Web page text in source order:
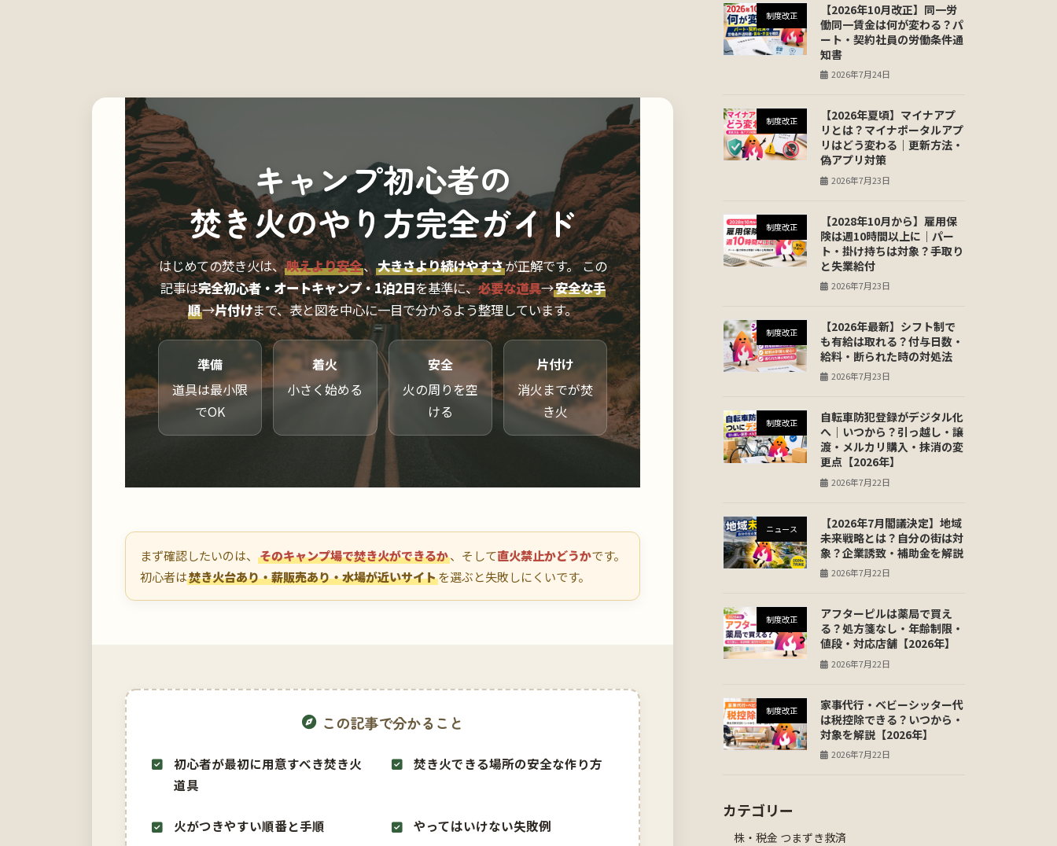
キャンプ初心者の
焚き火のやり方完全ガイド
はじめての焚き火は、映えより安全、 大きさより続けやすさが正解です。 この
記事は完全初心者・オートキャンプ・1泊2日を基準に、必要な道具→安全な手
順→片付けまで、表と図を中心に一目で分かるよう整理しています。
準備
道具は最小限
でOK
着火
小さく始める
安全
火の周りを空
ける
片付け
消火までが焚
き火
まず確認したいのは、 そのキャンプ場で焚き火ができるか、そして直火禁止かどうかです。
初心者は焚き火台あり・薪販売あり・水場が近いサイトを選ぶと失敗しにくいです。
この記事で分かること
初心者が最初に用意すべき焚き火
道具
焚き火できる場所の安全な作り方
火がつきやすい順番と手順 やってはいけない失敗例
制度改正
【2026年10月改正】同一労
働同一賃金は何が変わる？パ
ート・契約社員の労働条件通
知書
2026年7月24日
制度改正
【2026年夏頃】マイナアプ
リとは？マイナポータルアプ
リはどう変わる｜更新方法・
偽アプリ対策
2026年7月23日
制度改正
【2028年10月から】雇用保
険は週10時間以上に｜パー
ト・掛け持ちは対象？手取り
と失業給付
2026年7月23日
制度改正
【2026年最新】シフト制で
も有給は取れる？付与日数・
給料・断られた時の対処法
2026年7月23日
制度改正
自転車防犯登録がデジタル化
へ｜いつから？引っ越し・譲
渡・メルカリ購入・抹消の変
更点【2026年】
2026年7月22日
ニュース
【2026年7月閣議決定】地域
未来戦略とは？自分の街は対
象？企業誘致・補助金を解説
2026年7月22日
制度改正
アフターピルは薬局で買え
る？処方箋なし・年齢制限・
値段・対応店舗【2026年】
2026年7月22日
制度改正
家事代行・ベビーシッター代
は税控除できる？いつから・
対象を解説【2026年】
2026年7月22日
カテゴリー
株・税金 つまずき救済